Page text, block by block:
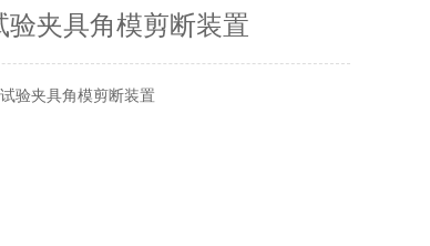
验夹具角模剪断装置
验夹具角模剪断装置
试验，符合TB 10115-2014《铁路工程岩石试验